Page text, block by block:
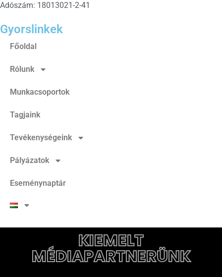
Adószám: 18013021-2-41
Gyorslinkek
Főoldal
Rólunk
Munkacsoportok
Tagjaink
Tevékenységeink
Pályázatok
Eseménynaptár
KIEMELT
MÉDIAPARTNERÜNK